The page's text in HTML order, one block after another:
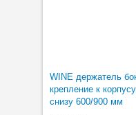
WINE держатель
крепление к
снизу 600/900 мм